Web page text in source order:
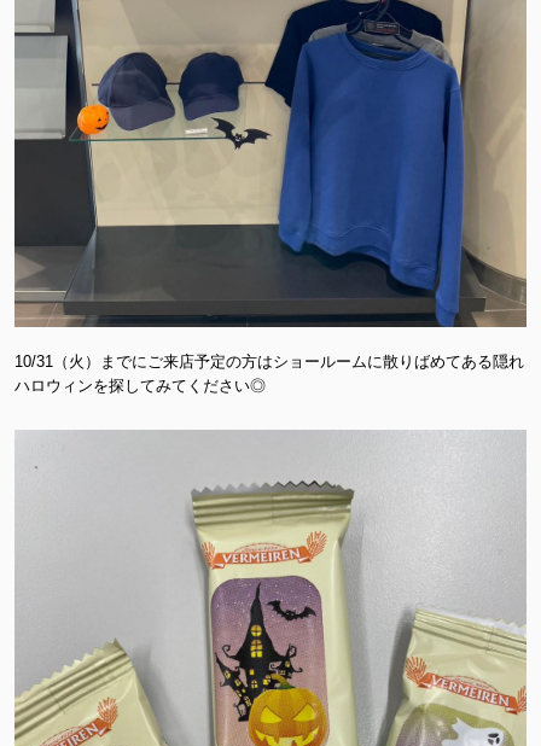
10/31（火）までにご来店予定の方はショールームに散りばめてある隠れ
ハロウィンを探してみてください◎